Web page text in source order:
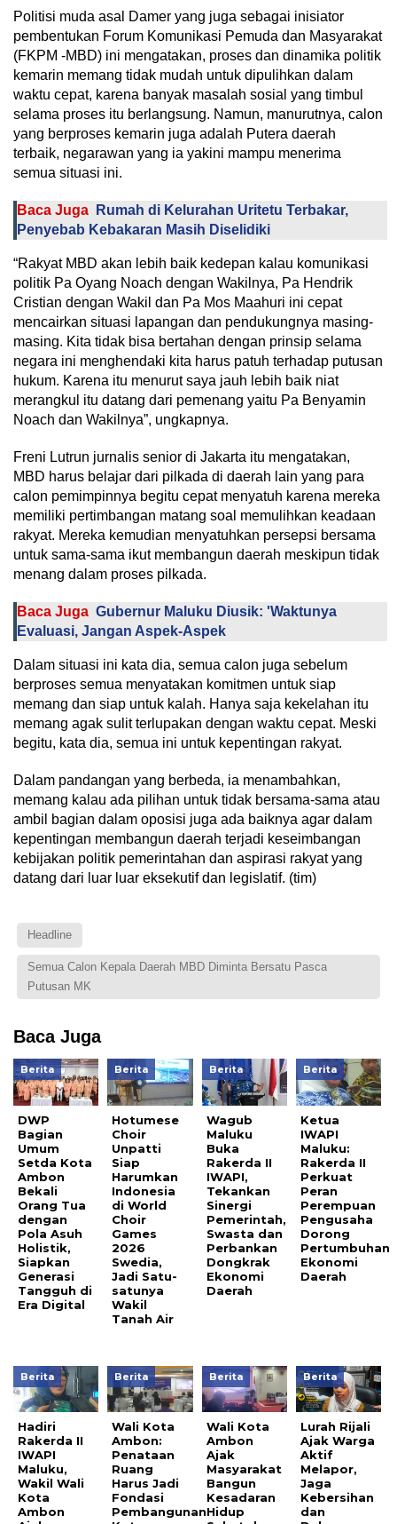
Politisi muda asal Damer yang juga sebagai inisiator
pembentukan Forum Komunikasi Pemuda dan Masyarakat
(FKPM -MBD) ini mengatakan, proses dan dinamika politik
kemarin memang tidak mudah untuk dipulihkan dalam
waktu cepat, karena banyak masalah sosial yang timbul
selama proses itu berlangsung. Namun, manurutnya, calon
yang berproses kemarin juga adalah Putera daerah
terbaik, negarawan yang ia yakini mampu menerima
semua situasi ini.
Baca Juga
Rumah di Kelurahan Uritetu Terbakar,
Penyebab Kebakaran Masih Diselidiki
“Rakyat MBD akan lebih baik kedepan kalau komunikasi
politik Pa Oyang Noach dengan Wakilnya, Pa Hendrik
Cristian dengan Wakil dan Pa Mos Maahuri ini cepat
mencairkan situasi lapangan dan pendukungnya masing-
masing. Kita tidak bisa bertahan dengan prinsip selama
negara ini menghendaki kita harus patuh terhadap putusan
hukum. Karena itu menurut saya jauh lebih baik niat
merangkul itu datang dari pemenang yaitu Pa Benyamin
Noach dan Wakilnya”, ungkapnya.
Freni Lutrun jurnalis senior di Jakarta itu mengatakan,
MBD harus belajar dari pilkada di daerah lain yang para
calon pemimpinnya begitu cepat menyatuh karena mereka
memiliki pertimbangan matang soal memulihkan keadaan
rakyat. Mereka kemudian menyatuhkan persepsi bersama
untuk sama-sama ikut membangun daerah meskipun tidak
menang dalam proses pilkada.
Baca Juga Gubernur Maluku Diusik: 'Waktunya
Evaluasi, Jangan Aspek-Aspek
Dalam situasi ini kata dia, semua calon juga sebelum
berproses semua menyatakan komitmen untuk siap
memang dan siap untuk kalah. Hanya saja kekelahan itu
memang agak sulit terlupakan dengan waktu cepat. Meski
begitu, kata dia, semua ini untuk kepentingan rakyat.
Dalam pandangan yang berbeda, ia menambahkan,
memang kalau ada pilihan untuk tidak bersama-sama atau
ambil bagian dalam oposisi juga ada baiknya agar dalam
kepentingan membangun daerah terjadi keseimbangan
kebijakan politik pemerintahan dan aspirasi rakyat yang
datang dari luar luar eksekutif dan legislatif. (tim)
Headline
Semua Calon Kepala Daerah MBD Diminta Bersatu Pasca
Putusan MK
Baca Juga
Berita
DWP
Bagian
Umum
Setda Kota
Ambon
Bekali
Orang Tua
dengan
Pola Asuh
Holistik,
Siapkan
Generasi
Tangguh di
Era Digital
Berita
Hotumese
Choir
Unpatti
Siap
Harumkan
Indonesia
di World
Choir
Games
2026
Swedia,
Jadi Satu-
satunya
Wakil
Tanah Air
Berita
Wagub
Maluku
Buka
Rakerda II
IWAPI,
Tekankan
Sinergi
Pemerintah,
Swasta dan
Perbankan
Dongkrak
Ekonomi
Daerah
Berita
Ketua
IWAPI
Maluku:
Rakerda II
Perkuat
Peran
Perempuan
Pengusaha
Dorong
Pertumbuhan
Ekonomi
Daerah
Berita
Hadiri
Rakerda II
IWAPI
Maluku,
Wakil Wali
Kota
Ambon
Berita
Wali Kota
Ambon:
Penataan
Ruang
Harus Jadi
Fondasi
Pembangunan
Berita
Wali Kota
Ambon
Ajak
Masyarakat
Bangun
Kesadaran
Hidup
Berita
Lurah Rijali
Ajak Warga
Aktif
Melapor,
Jaga
Kebersihan
dan